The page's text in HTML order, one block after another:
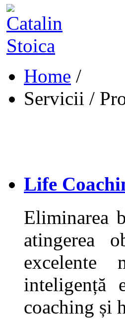
Blog
Povestea lui Cătălin
Servicii
Evenimente
Hai Sus!
Home /
Servicii /
Life
Eliminarea
atingerea
excelente
inteligență
coaching și